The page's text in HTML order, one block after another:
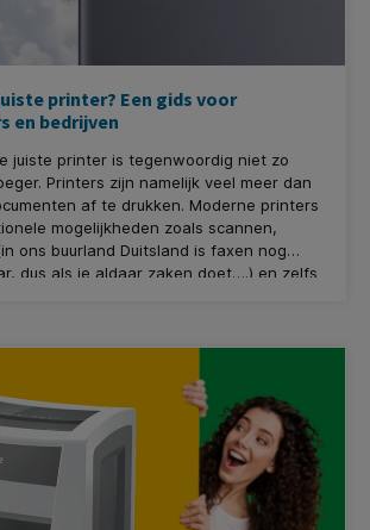
printer? Een gids voor
en bedrijven
juiste printer is tegenwoordig niet zo
Printers zijn namelijk veel meer dan
af te drukken. Moderne printers
mogelijkheden zoals scannen,
ons buurland Duitsland is faxen nog
dus als je aldaar zaken doet….) en zelfs
of je nu een printer zoekt voor
kleine onderneming, een middelgroot
organisatie.